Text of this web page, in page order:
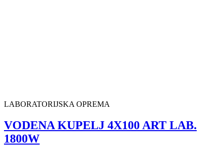
LABORATORIJSKA OPREMA
VODENA KUPELJ 4X100 ART LAB.
1800W